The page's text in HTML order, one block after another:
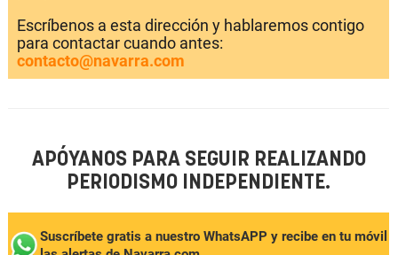
Escríbenos a esta dirección y hablaremos contigo
para contactar cuando antes:
contacto@navarra.com
APÓYANOS PARA SEGUIR REALIZANDO
PERIODISMO INDEPENDIENTE.
Suscríbete gratis a nuestro WhatsAPP y recibe en tu móvil